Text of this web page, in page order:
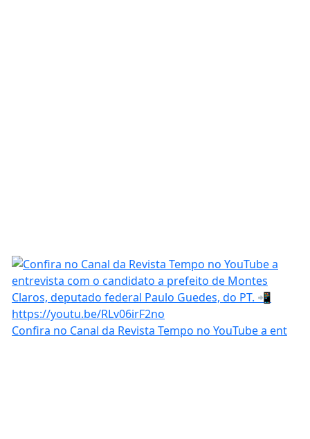
Confira no Canal da Revista Tempo no YouTube a ent